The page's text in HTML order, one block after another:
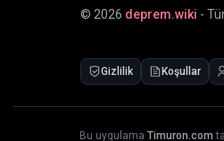
© 2026 deprem.wiki -
Gizlilik Koşullar
Bu uygulama Timuron.com